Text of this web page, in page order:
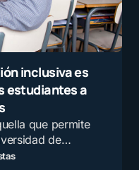
inclusiva es
estudiantes a
que permite
de…